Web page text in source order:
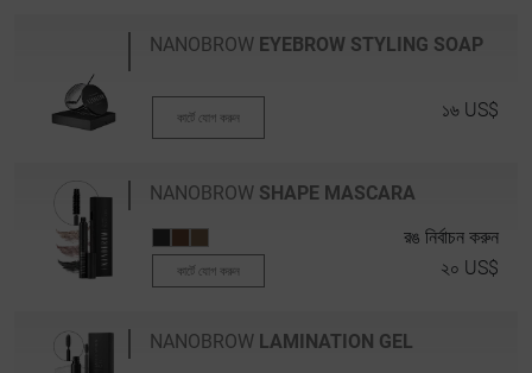
NANOBROW EYEBROW STYLING SOAP
কার্টে যোগ করুন ১৬ US$
NANOBROW SHAPE MASCARA
রঙ নির্বাচন করুন
কার্টে যোগ করুন ২০ US$
NANOBROW LAMINATION GEL